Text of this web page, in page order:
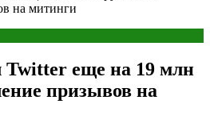
на митинги
Twitter еще на 19 млн
призывов на